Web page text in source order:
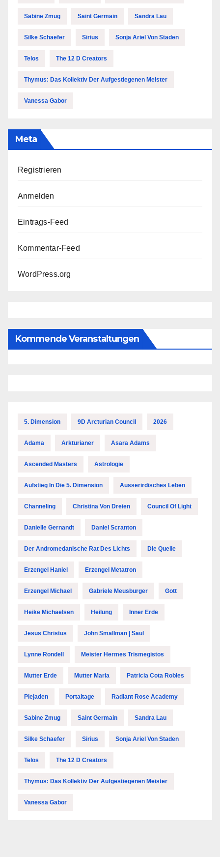
Sabine Zmug Saint Germain Sandra Lau
Silke Schaefer Sirius Sonja Ariel Von Staden
Telos The 12 D Creators
Thymus: Das Kollektiv Der Aufgestiegenen Meister
Vanessa Gabor
Meta
Registrieren
Anmelden
Eintrags-Feed
Kommentar-Feed
WordPress.org
Kommende Veranstaltungen
5. Dimension 9D Arcturian Council 2026
Adama Arkturianer Asara Adams
Ascended Masters Astrologie
Aufstieg In Die 5. Dimension Ausserirdisches Leben
Channeling Christina Von Dreien Council Of Light
Danielle Gernandt Daniel Scranton
Der Andromedanische Rat Des Lichts Die Quelle
Erzengel Haniel Erzengel Metatron
Erzengel Michael Gabriele Meusburger Gott
Heike Michaelsen Heilung Inner Erde
Jesus Christus John Smallman | Saul
Lynne Rondell Meister Hermes Trismegistos
Mutter Erde Mutter Maria Patricia Cota Robles
Plejaden Portaltage Radiant Rose Academy
Sabine Zmug Saint Germain Sandra Lau
Silke Schaefer Sirius Sonja Ariel Von Staden
Telos The 12 D Creators
Thymus: Das Kollektiv Der Aufgestiegenen Meister
Vanessa Gabor